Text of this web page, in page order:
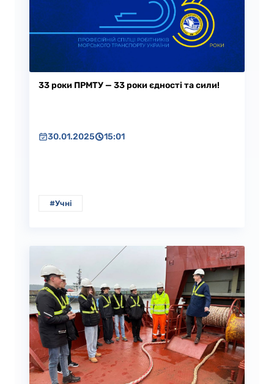
33 роки ПРМТУ — 33 роки єдності та сили!
30.01.2025 15:01
#Учні